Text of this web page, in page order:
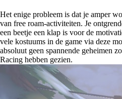
Het enige probleem is dat je amper
van free roam-activiteiten. Je
een beetje een klap is voor de
vele kostuums in de game via deze
absoluut geen spannende geheimen
Racing hebben gezien.